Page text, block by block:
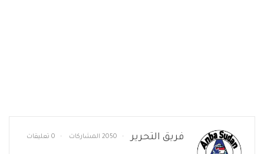
فريق التحرير 2050 المشاركات 0 تعليقات